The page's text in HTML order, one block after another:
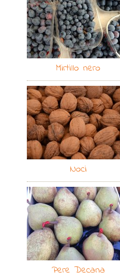
Mirtillo nero
Noci
Pere Decana